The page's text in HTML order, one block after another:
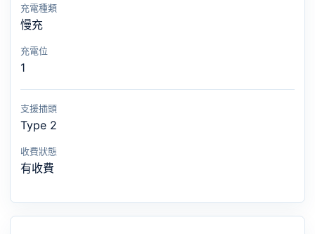
充電種類
慢充
充電位
1
支援插頭
Type 2
收費狀態
有收費